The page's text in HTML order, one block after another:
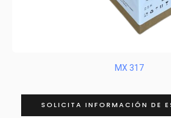
MX 317
SOLICITA INFORMACIÓN DE